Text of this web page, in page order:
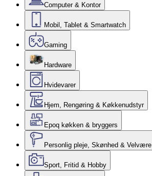
Computer & Kontor
Mobil, Tablet & Smartwatch
Gaming
Hardware
Hvidevarer
Hjem, Rengøring & Køkkenudstyr
Epoq køkken & bryggers
Personlig pleje, Skønhed & Velvære
Sport, Fritid & Hobby